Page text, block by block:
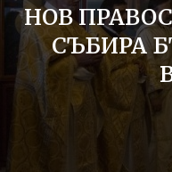
НОВ
СЪБИРА